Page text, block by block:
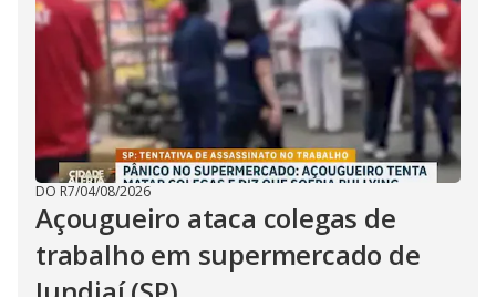
DO R7/04/08/2026
Açougueiro ataca colegas de
trabalho em supermercado de